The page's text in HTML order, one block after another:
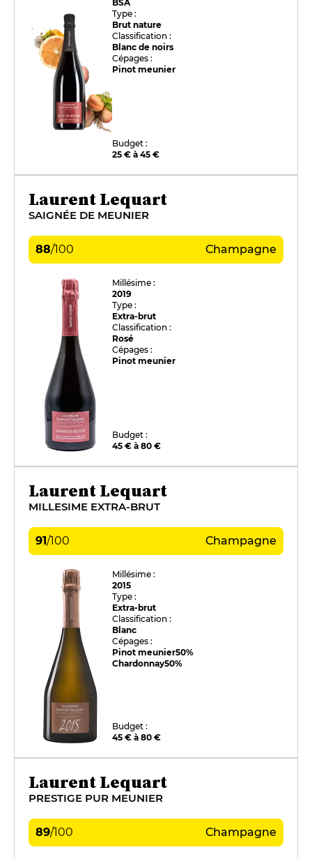
BSA
Type :
Brut nature
Classification :
Blanc de noirs
Cépages :
Pinot meunier
Budget :
25 € à 45 €
Laurent Lequart
SAIGNÉE DE MEUNIER
88/100 Champagne
Millésime :
2019
Type :
Extra-brut
Classification :
Rosé
Cépages :
Pinot meunier
Budget :
45 € à 80 €
Laurent Lequart
MILLESIME EXTRA-BRUT
91/100 Champagne
Millésime :
2015
Type :
Extra-brut
Classification :
Blanc
Cépages :
Pinot meunier50%
Chardonnay50%
Budget :
45 € à 80 €
Laurent Lequart
PRESTIGE PUR MEUNIER
89/100 Champagne